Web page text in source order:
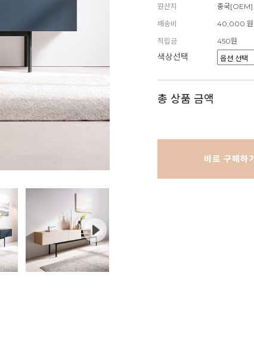
원산지
중국[OEM]
배송비
40,000 원
적립금
450원
색상선택
총 상품 금액
바로 구매하기